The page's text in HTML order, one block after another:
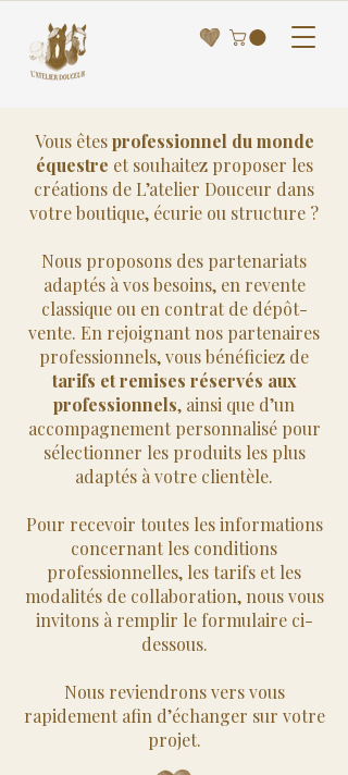
Vous êtesprofessionnel du monde
équestre et souhaitez proposer les
créations de L’atelier Douceur dans
votre boutique, écurie ou structure ?
Nous proposons des partenariats
adaptés à vos besoins, en revente
classique ou en contrat de dépôt-
vente. En rejoignant nos partenaires
professionnels, vous bénéficiez de
tarifs et remises réservés aux
professionnels, ainsi que d’un
accompagnement personnalisé pour
sélectionner les produits les plus
adaptés à votre clientèle.
Pour recevoir toutes les informations
concernant les conditions
professionnelles, les tarifs et les
modalités de collaboration, nous vous
invitons à remplir le formulaire ci-
dessous.
Nous reviendrons vers vous
rapidement afin d’échanger sur votre
projet.